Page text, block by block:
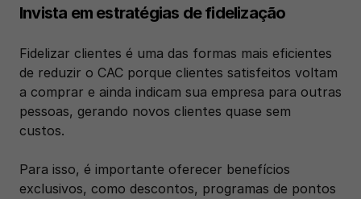
Invista em estratégias de fidelização
Fidelizar clientes é uma das formas mais eficientes
de reduzir o CAC porque clientes satisfeitos voltam
a comprar e ainda indicam sua empresa para outras
pessoas, gerando novos clientes quase sem
custos.
Para isso, é importante oferecer benefícios
exclusivos, como descontos, programas de pontos